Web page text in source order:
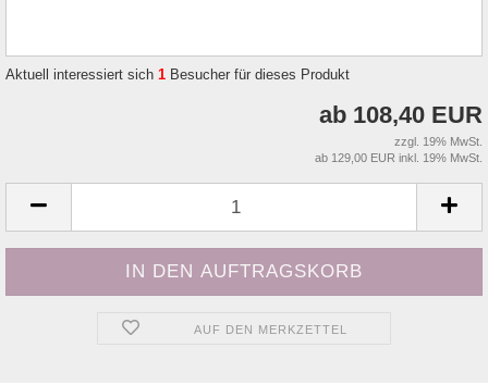
Aktuell interessiert sich 1 Besucher für dieses Produkt
ab 108,40 EUR
zzgl. 19% MwSt.
ab 129,00 EUR inkl. 19% MwSt.
AUF DEN MERKZETTEL